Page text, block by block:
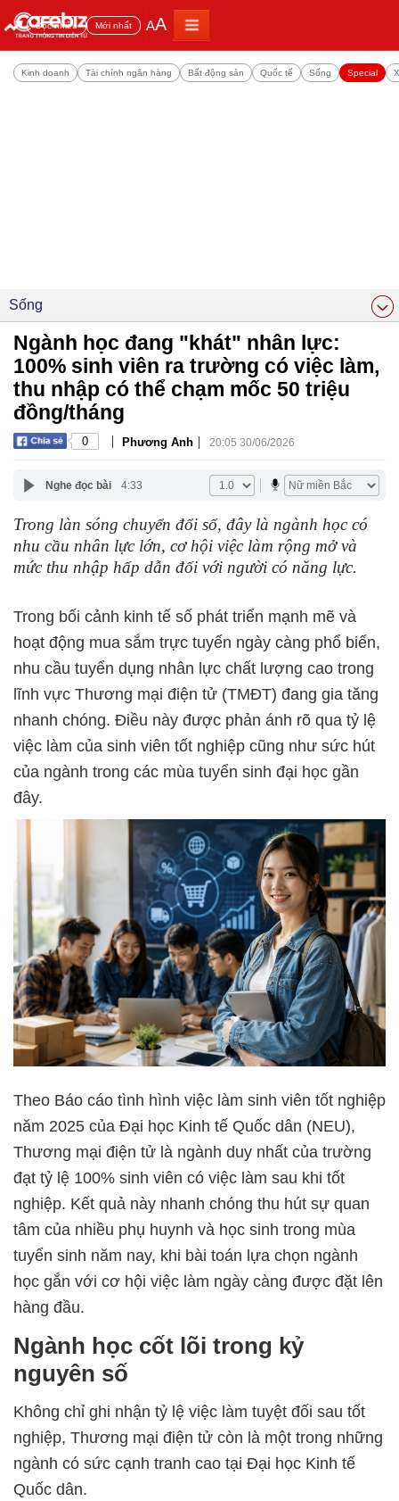
Đọc nhiều Mới nhất AA
Kinh doanh Tài chính ngân hàng Bất động sản Quốc tế Sống Special
Sống
Ngành học đang "khát" nhân lực:
100% sinh viên ra trường có việc làm,
thu nhập có thể chạm mốc 50 triệu
đồng/tháng
0 | Phương Anh | 20:05 30/06/2026
Nghe đọc bài 4:33
Trong làn sóng chuyển đổi số, đây là ngành học có
nhu cầu nhân lực lớn, cơ hội việc làm rộng mở và
mức thu nhập hấp dẫn đối với người có năng lực.
Trong bối cảnh kinh tế số phát triển mạnh mẽ và
hoạt động mua sắm trực tuyến ngày càng phổ biến,
nhu cầu tuyển dụng nhân lực chất lượng cao trong
lĩnh vực Thương mại điện tử (TMĐT) đang gia tăng
nhanh chóng. Điều này được phản ánh rõ qua tỷ lệ
việc làm của sinh viên tốt nghiệp cũng như sức hút
của ngành trong các mùa tuyển sinh đại học gần
đây.
Theo Báo cáo tình hình việc làm sinh viên tốt nghiệp
năm 2025 của Đại học Kinh tế Quốc dân (NEU),
Thương mại điện tử là ngành duy nhất của trường
đạt tỷ lệ 100% sinh viên có việc làm sau khi tốt
nghiệp. Kết quả này nhanh chóng thu hút sự quan
tâm của nhiều phụ huynh và học sinh trong mùa
tuyển sinh năm nay, khi bài toán lựa chọn ngành
học gắn với cơ hội việc làm ngày càng được đặt lên
hàng đầu.
Ngành học cốt lõi trong kỷ
nguyên số
Không chỉ ghi nhận tỷ lệ việc làm tuyệt đối sau tốt
nghiệp, Thương mại điện tử còn là một trong những
ngành có sức cạnh tranh cao tại Đại học Kinh tế
Quốc dân.